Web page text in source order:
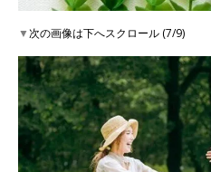
▼次の画像は下へスクロール (7/9)